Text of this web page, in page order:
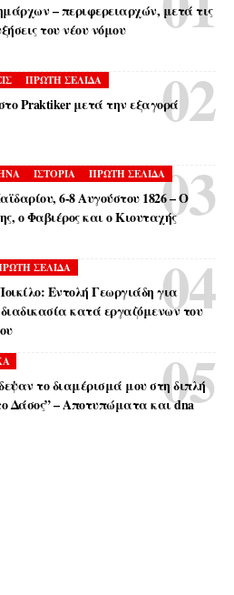
– περιφερειαρχών, μετά τις
του νέου νόμου
ΠΡΩΤΗ ΣΕΛΙΔΑ
Praktiker μετά την εξαγορά
ΙΣΤΟΡΙΑ ΠΡΩΤΗ ΣΕΛΙΔΑ
6-8 Αυγούστου 1826 – Ο
ο Φαβιέρος και ο Κιουταχής
ΣΕΛΙΔΑ
Εντολή Γεωργιάδη για
κατά εργαζόμενων του
το διαμέρισμά μου στη διπλή
Δάσος” – Αποτυπώματα και dna